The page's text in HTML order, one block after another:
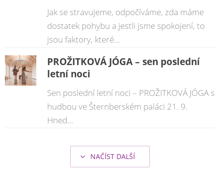
Jak se stravujeme, odpočíváme, zda máme
dostatek pohybu a jestli jsme spokojení, to
jsou faktory, které...
PROŽITKOVÁ JÓGA – sen poslední
letní noci
Sen poslední letní noci – PROŽITKOVÁ JÓGA s
hudbou ve Šternberském paláci 21. 9.
Hned...
NAČÍST DALŠÍ